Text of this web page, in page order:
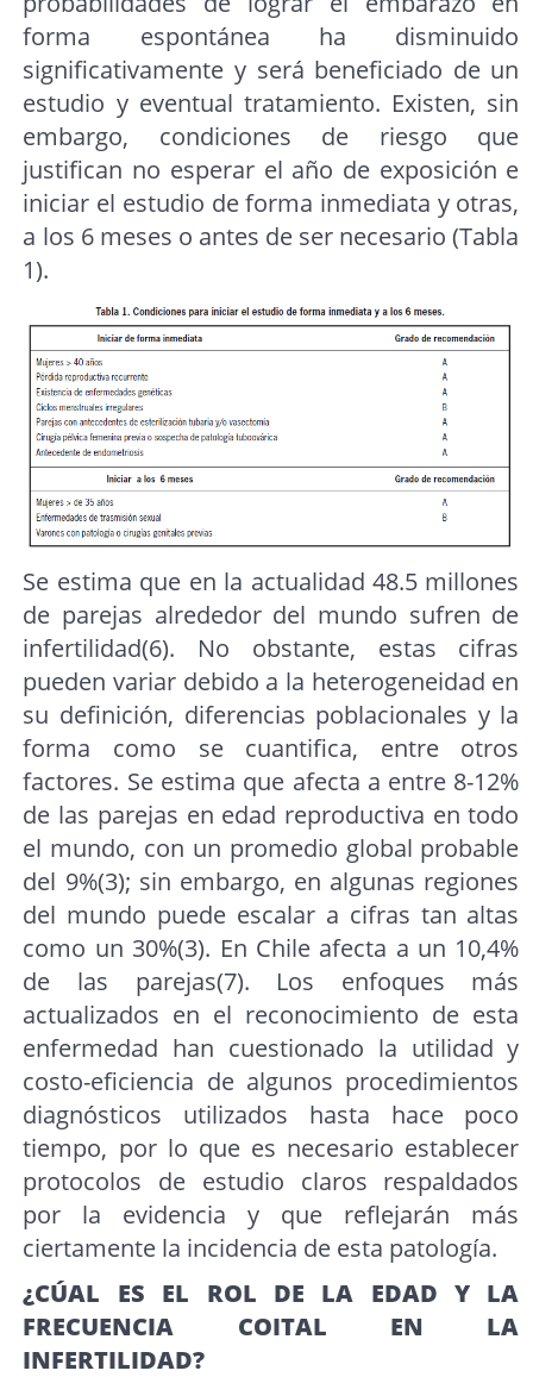
forma espontánea ha disminuido
significativamente y será beneficiado de un
estudio y eventual tratamiento. Existen, sin
embargo, condiciones de riesgo que
justifican no esperar el año de exposición e
iniciar el estudio de forma inmediata y otras,
a los 6 meses o antes de ser necesario (Tabla
1).
Se estima que en la actualidad 48.5 millones
de parejas alrededor del mundo sufren de
infertilidad(6). No obstante, estas cifras
pueden variar debido a la heterogeneidad en
su definición, diferencias poblacionales y la
forma como se cuantifica, entre otros
factores. Se estima que afecta a entre 8-12%
de las parejas en edad reproductiva en todo
el mundo, con un promedio global probable
del 9%(3); sin embargo, en algunas regiones
del mundo puede escalar a cifras tan altas
como un 30%(3). En Chile afecta a un 10,4%
de las parejas(7). Los enfoques más
actualizados en el reconocimiento de esta
enfermedad han cuestionado la utilidad y
costo-eficiencia de algunos procedimientos
diagnósticos utilizados hasta hace poco
tiempo, por lo que es necesario establecer
protocolos de estudio claros respaldados
por la evidencia y que reflejarán más
ciertamente la incidencia de esta patología.
¿CÚAL ES EL ROL DE LA EDAD Y LA
FRECUENCIA COITAL EN LA
INFERTILIDAD?